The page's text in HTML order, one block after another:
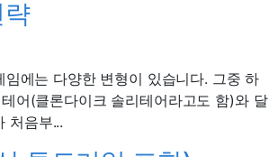
에는 다양한 변형이 있습니다. 그중 하
어(클론다이크 솔리테어라고도 함)와 달
처음부...